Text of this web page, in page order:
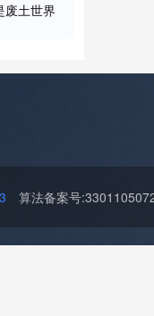
废土世界
算法备案号